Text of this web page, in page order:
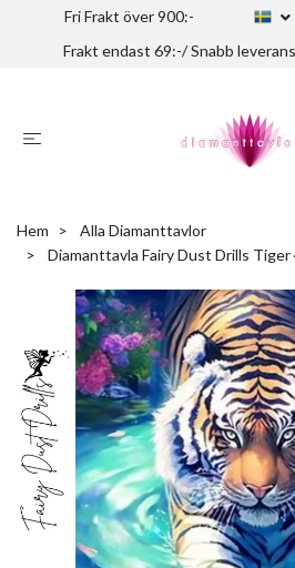
Fri Frakt över 900:-
Frakt endast 69:-/ Snabb
Hem
Alla Diamanttavlor
Diamanttavla Fairy Dust Drills Tiger